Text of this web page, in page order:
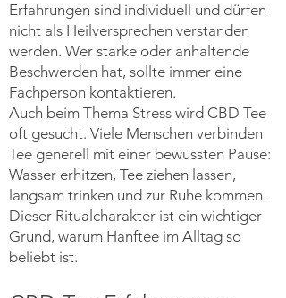
Erfahrungen sind individuell und dürfen
nicht als Heilversprechen verstanden
werden. Wer starke oder anhaltende
Beschwerden hat, sollte immer eine
Fachperson kontaktieren.
Auch beim Thema Stress wird CBD Tee
oft gesucht. Viele Menschen verbinden
Tee generell mit einer bewussten Pause:
Wasser erhitzen, Tee ziehen lassen,
langsam trinken und zur Ruhe kommen.
Dieser Ritualcharakter ist ein wichtiger
Grund, warum Hanftee im Alltag so
beliebt ist.